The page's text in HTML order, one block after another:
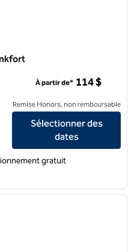
Suites by Hilton Frankfort
À partir de* 114 $
Remise Honors, non remboursable
Sélectionner des
dates
gratuit